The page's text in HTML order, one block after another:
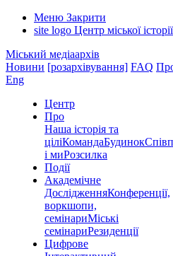
Меню Закрити
site logo Центр міської історії
Міський медіаархів
Новини [розархівування] FAQ
Eng
Центр
Про
Наша історія та
ціліКомандаБудинок
і миРозсилка
Події
Академічне
ДослідженняКонференції,
воркшопи,
семінариМіські
семінариРезиденції
Цифрове